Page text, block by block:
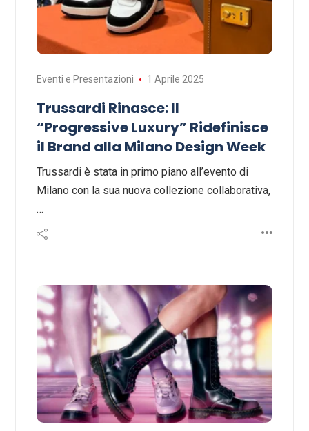
Eventi e Presentazioni 1 Aprile 2025
Trussardi Rinasce: Il
“Progressive Luxury” Ridefinisce
il Brand alla Milano Design Week
Trussardi è stata in primo piano all’evento di
Milano con la sua nuova collezione collaborativa,
…